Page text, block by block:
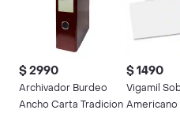
$ 2990
Archivador Burdeo
Ancho Carta Tradicion
$ 1490
Vigamil
Americano